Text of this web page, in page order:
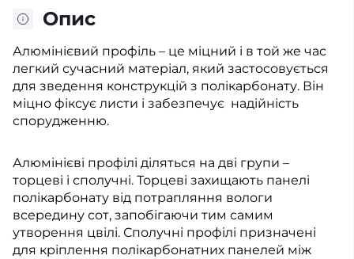
Опис
Алюмінієвий профіль – це міцний і в той же час
легкий сучасний матеріал, який застосовується
для зведення конструкцій з полікарбонату. Він
міцно фіксує листи і забезпечує надійність
спорудженню.
Алюмінієві профілі діляться на дві групи –
торцеві і сполучні. Торцеві захищають панелі
полікарбонату від потрапляння вологи
всередину сот, запобігаючи тим самим
утворення цвілі. Сполучні профілі призначені
для кріплення полікарбонатних панелей між